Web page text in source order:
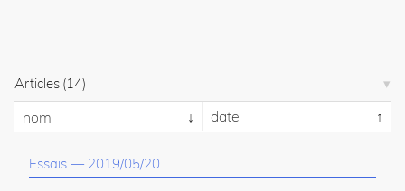
ligne
Mastodon
Université
Articles (14)
nom date
Essais — 2019/05/20